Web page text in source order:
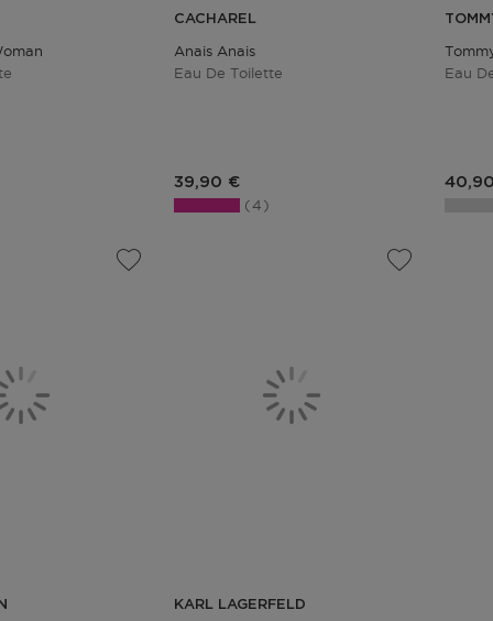
CACHAREL
Anais Anais
Eau De Toilette
Prix du produit
39,90 €
4
Eau
Prix
KARL LAGERFELD